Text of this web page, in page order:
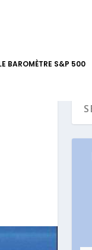
BAROMÈTRE S&P 500